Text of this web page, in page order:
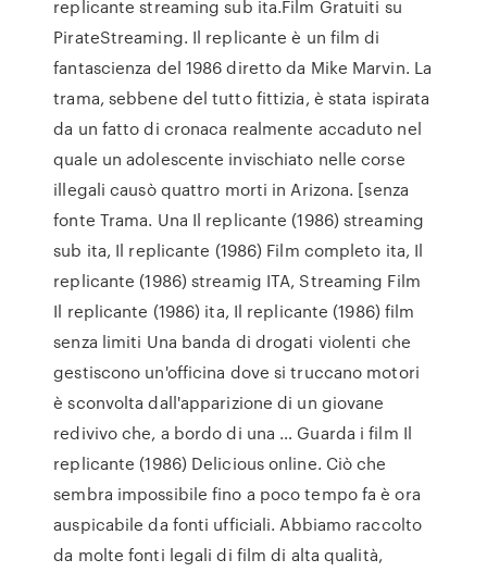
replicante streaming sub ita.Film Gratuiti su
PirateStreaming. Il replicante è un film di
fantascienza del 1986 diretto da Mike Marvin. La
trama, sebbene del tutto fittizia, è stata ispirata
da un fatto di cronaca realmente accaduto nel
quale un adolescente invischiato nelle corse
illegali causò quattro morti in Arizona. [senza
fonte Trama. Una Il replicante (1986) streaming
sub ita, Il replicante (1986) Film completo ita, Il
replicante (1986) streamig ITA, Streaming Film
Il replicante (1986) ita, Il replicante (1986) film
senza limiti Una banda di drogati violenti che
gestiscono un'officina dove si truccano motori
è sconvolta dall'apparizione di un giovane
redivivo che, a bordo di una … Guarda i film Il
replicante (1986) Delicious online. Ciò che
sembra impossibile fino a poco tempo fa è ora
auspicabile da fonti ufficiali. Abbiamo raccolto
da molte fonti legali di film di alta qualità,